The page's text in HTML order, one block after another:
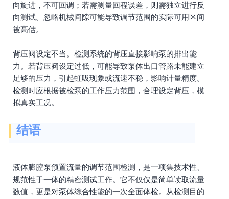
向旋进，不可回调；若需测量回程误差，则需独立进行反
向测试。忽略机械间隙可能导致调节范围的实际可用区间
被高估。
背压阀设定不当。检测系统的背压直接影响泵的排出能
力。若背压阀设定过低，可能导致泵体出口管路未能建立
足够的压力，引起虹吸现象或流速不稳，影响计量精度。
检测时应根据被检泵的工作压力范围，合理设定背压，模
拟真实工况。
结语
液体膨腔泵预置流量的调节范围检测，是一项集技术性、
规范性于一体的精密测试工作。它不仅仅是简单读取流量
数值，更是对泵体综合性能的一次全面体检。从检测目的